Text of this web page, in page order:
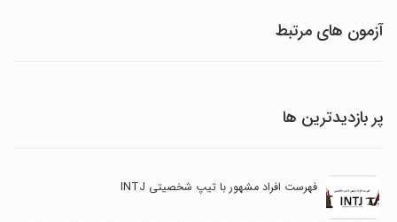
آزمون های مرتبط
پر بازدیدترین ها
فهرست افراد مشهور با تیپ شخصیتی INTJ